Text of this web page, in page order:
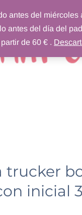
trucker
inicial
antes del miércoles
antes del día del
partir de 60 € .